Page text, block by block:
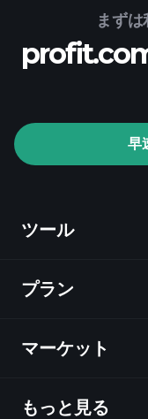
まずは
早
ツール
ディスカバー
チャート
ニュース
プラン
マーケット
概要
もっと見る